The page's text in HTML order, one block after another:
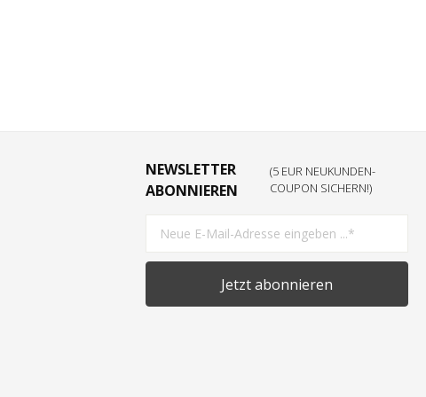
NEWSLETTER
ABONNIEREN
(5 EUR NEUKUNDEN-
COUPON SICHERN!)
Jetzt abonnieren